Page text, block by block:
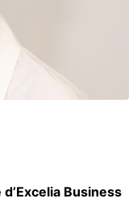
Business